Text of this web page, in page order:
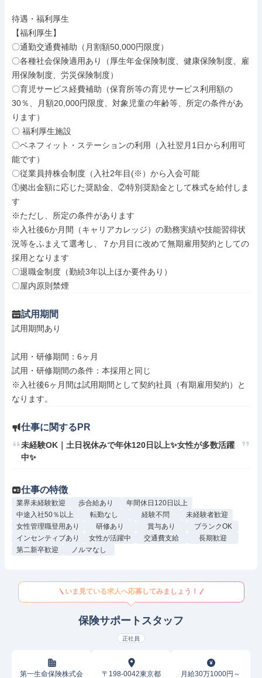
待遇・福利厚生
【福利厚生】
〇通勤交通費補助（月割額50,000円限度）
〇各種社会保険適用あり（厚生年金保険制度、健康保険制度、雇
用保険制度、労災保険制度）
〇育児サービス経費補助（保育所等の育児サービス利用額の
30％、月額20,000円限度、対象児童の年齢等、所定の条件があ
ります）
〇 福利厚生施設
〇ベネフィット・ステーションの利用（入社翌月1日から利用可
能です）
〇従業員持株会制度（入社2年目(※）から入会可能
①拠出金額に応じた奨励金、②特別奨励金として株式を給付しま
す
※ただし、所定の条件があります
※入社後6か月間（キャリアカレッジ）の勤務実績や技能習得状
況等をふまえて選考し、７か月目に改めて無期雇用契約としての
採用となります
〇退職金制度（勤続3年以上ほか要件あり）
〇屋内原則禁煙
試用期間
試用期間あり
試用・研修期間：6ヶ月
試用・研修期間の条件：本採用と同じ
※入社後6ヶ月間は試用期間として契約社員（有期雇用契約）と
仕事に関するPR
未経験OK｜土日祝休みで年休120日以上✨女性が多数活躍
中✨
仕事の特徴
業界未経験歓迎 歩合給あり
年間休日120日以上
中途入社50％以上
転勤なし 経験不問
未経験者歓迎
女性管理職登用あり
研修あり 賞与あり
ブランクOK
インセンティブあり
女性が活躍中 交通費支給
長期歓迎
第二新卒歓迎
ノルマなし
いま見ている求人へ応募してみましょう！
保険サポートスタッフ
正社員
第一生命保険株式会 〒198-0042東京都 月給30万1000円～